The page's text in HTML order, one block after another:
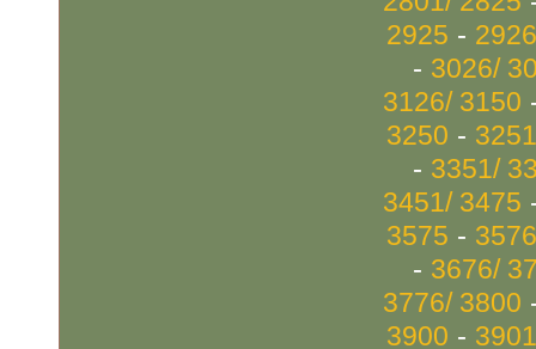
2925 -
- 3026/
3126/ 3150
3250 -
- 3351/
3451/ 3475
3575 -
- 3676/
3776/ 3800
3900 -